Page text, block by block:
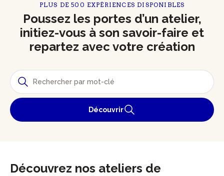
PLUS DE 500 EXPÉRIENCES DISPONIBLES
Poussez les portes d’un atelier,
initiez-vous à son savoir-faire et
repartez avec votre création
Découvrir
Découvrez nos ateliers de